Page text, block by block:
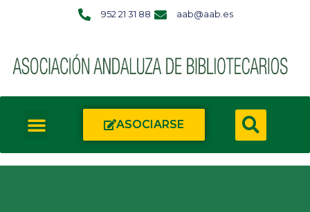
952 21 31 88 aab@aab.es
ASOCIARSE